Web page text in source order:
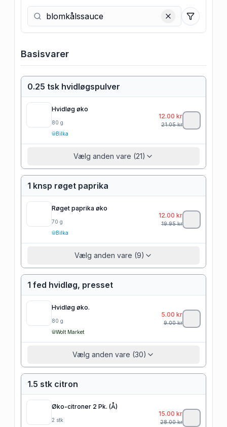
Filtre
Basisvarer
0.25 tsk hvidløgspulver
Hvidløg øko
80 g
Bilka
12.00 kr
21.05kr
Vælg anden vare (21)
1 knsp røget paprika
Røget paprika øko
70 g
Bilka
12.00 kr
19.95kr
Vælg anden vare (9)
1 fed hvidløg, presset
Hvidløg øko.
80 g
Wolt Market
5.00 kr
9.00kr
Vælg anden vare (30)
1.5 stk citron
Øko-citroner 2 Pk. (Å)
2 stk
15.00 kr
28.00kr